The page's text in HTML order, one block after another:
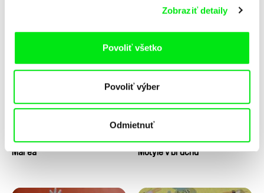
Zobraziť detaily
Povoliť všetko
Povoliť výber
Odmietnuť
Marcipánová komédia
Giulia Martinelli
Marea
Miriam Lazrak
Motýle v bruchu